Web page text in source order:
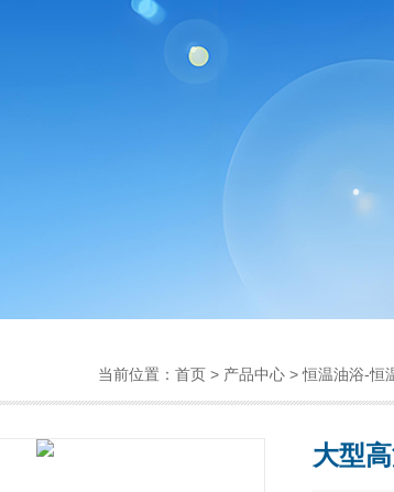
当前位置： 首页 > 产品中心 >恒温油浴-恒
大型